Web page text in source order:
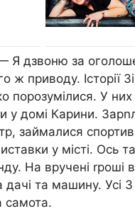
Я дзвоню за
ж приводу. Історії
порозумілися. У них
у домі Карини.
займалися
у місті. Ось
На вручені rроші
та машину. Усі
самота.